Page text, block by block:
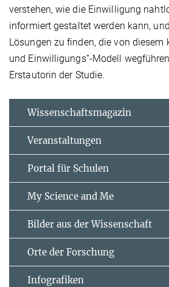
verstehen, wie die Einwilligung
informiert gestaltet werden kann,
Lösungen zu finden, die von diesem
und Einwilligungs“-Modell
Erstautorin der Studie.
Wissenschaftsmagazin
Veranstaltungen
Portal für Schulen
My Science and Me
Bilder aus der Wissenschaft
Orte der Forschung
Infografiken